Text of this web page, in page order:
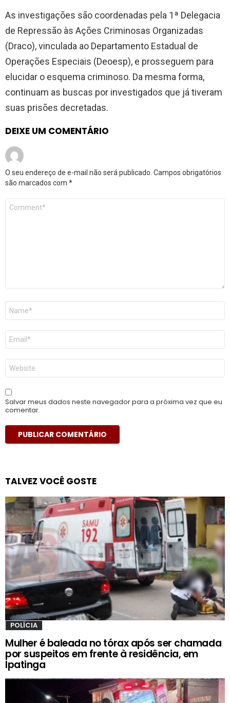
As investigações são coordenadas pela 1ª Delegacia
de Repressão às Ações Criminosas Organizadas
(Draco), vinculada ao Departamento Estadual de
Operações Especiais (Deoesp), e prosseguem para
elucidar o esquema criminoso. Da mesma forma,
continuam as buscas por investigados que já tiveram
suas prisões decretadas.
DEIXE UM COMENTÁRIO
O seu endereço de e-mail não será publicado. Campos obrigatórios
são marcados com *
Comentário
Nome
E-
mail
*
Site
Salvar meus dados neste navegador para a próxima vez que eu
comentar.
TALVEZ VOCÊ GOSTE
POLÍCIA
Mulher é baleada no tórax após ser chamada
por suspeitos em frente à residência, em
Ipatinga